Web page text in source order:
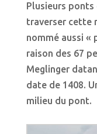
Plusieurs
traverser cette
nommé aussi «
raison des 67
Meglinger
date de 1408.
milieu du pont.